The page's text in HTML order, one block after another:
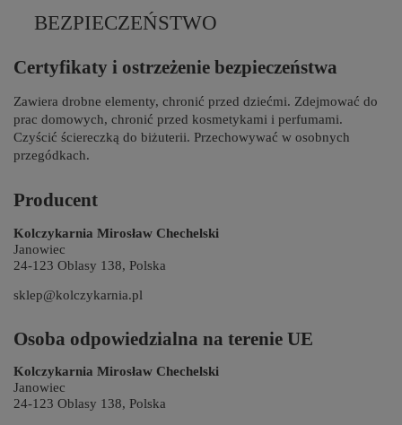
BEZPIECZEŃSTWO
Certyfikaty i ostrzeżenie bezpieczeństwa
Zawiera drobne elementy, chronić przed dziećmi. Zdejmować do
prac domowych, chronić przed kosmetykami i perfumami.
Czyścić ściereczką do biżuterii. Przechowywać w osobnych
przegódkach.
Producent
Kolczykarnia Mirosław Chechelski
Janowiec
24-123 Oblasy 138, Polska
sklep@kolczykarnia.pl
Osoba odpowiedzialna na terenie UE
Kolczykarnia Mirosław Chechelski
Janowiec
24-123 Oblasy 138, Polska